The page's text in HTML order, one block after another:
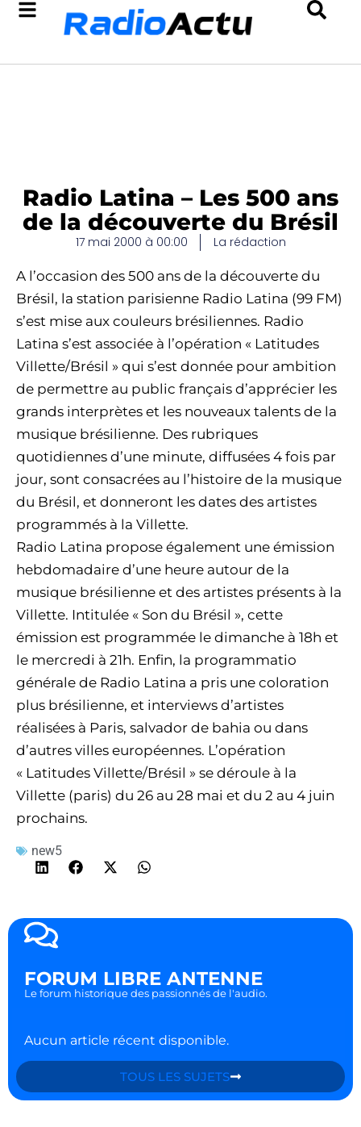
Radio Latina – Les 500 ans
de la découverte du Brésil
17 mai 2000 à 00:00 La rédaction
A l’occasion des 500 ans de la découverte du
Brésil, la station parisienne Radio Latina (99 FM)
s’est mise aux couleurs brésiliennes. Radio
Latina s’est associée à l’opération « Latitudes
Villette/Brésil » qui s’est donnée pour ambition
de permettre au public français d’apprécier les
grands interprètes et les nouveaux talents de la
musique brésilienne. Des rubriques
quotidiennes d’une minute, diffusées 4 fois par
jour, sont consacrées au l’histoire de la musique
du Brésil, et donneront les dates des artistes
programmés à la Villette.
Radio Latina propose également une émission
hebdomadaire d’une heure autour de la
musique brésilienne et des artistes présents à la
Villette. Intitulée « Son du Brésil », cette
émission est programmée le dimanche à 18h et
le mercredi à 21h. Enfin, la programmatio
générale de Radio Latina a pris une coloration
plus brésilienne, et interviews d’artistes
réalisées à Paris, salvador de bahia ou dans
d’autres villes européennes. L’opération
« Latitudes Villette/Brésil » se déroule à la
Villette (paris) du 26 au 28 mai et du 2 au 4 juin
prochains.
new5
FORUM LIBRE ANTENNE
Le forum historique des passionnés de l'audio.
Aucun article récent disponible.
TOUS LES SUJETS